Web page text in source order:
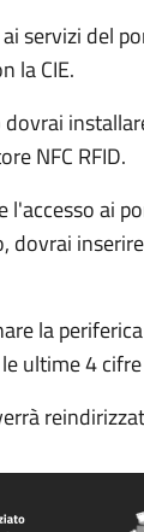
servizi del
la CIE.
dovrai
NFC RFID.
l'accesso ai
dovrai
la
ultime 4